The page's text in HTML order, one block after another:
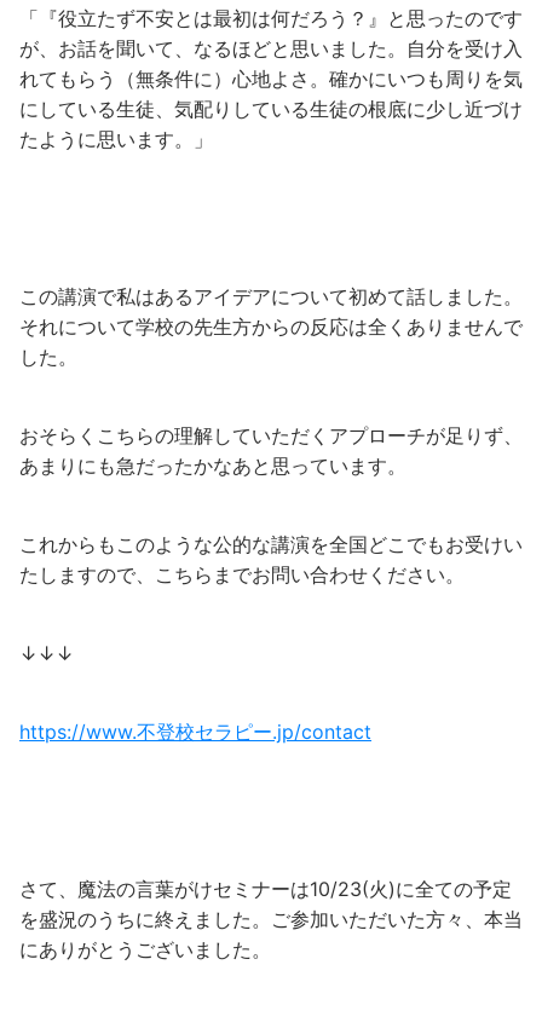
「『役立たず不安とは最初は何だろう？』と思ったのです
が、お話を聞いて、なるほどと思いました。自分を受け入
れてもらう（無条件に）心地よさ。確かにいつも周りを気
にしている生徒、気配りしている生徒の根底に少し近づけ
たように思います。」
この講演で私はあるアイデアについて初めて話しました。
それについて学校の先生方からの反応は全くありませんで
した。
おそらくこちらの理解していただくアプローチが足りず、
あまりにも急だったかなあと思っています。
これからもこのような公的な講演を全国どこでもお受けい
たしますので、こちらまでお問い合わせください。
↓↓↓
https://www.不登校セラピー.jp/contact
さて、魔法の言葉がけセミナーは10/23(火)に全ての予定
を盛況のうちに終えました。ご参加いただいた方々、本当
にありがとうございました。